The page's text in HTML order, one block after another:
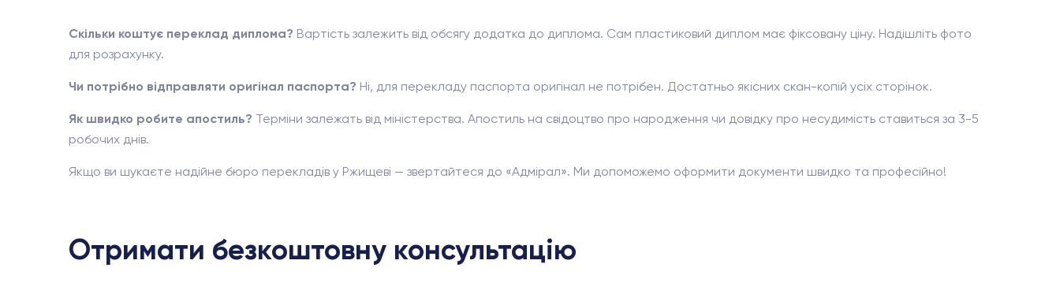
Скільки коштує переклад диплома? Вартість залежить від обсягу додатка до диплома. Сам пластиковий диплом має фіксовану ціну. Надішліть фото
для розрахунку.
Чи потрібно відправляти оригінал паспорта? Ні, для перекладу паспорта оригінал не потрібен. Достатньо якісних скан-копій усіх сторінок.
Як швидко робите апостиль? Терміни залежать від міністерства. Апостиль на свідоцтво про народження чи довідку про несудимість ставиться за 3-5
робочих днів.
Якщо ви шукаєте надійне бюро перекладів у Ржищеві — звертайтеся до «Адмірал». Ми допоможемо оформити документи швидко та професійно!
Отримати безкоштовну консультацію